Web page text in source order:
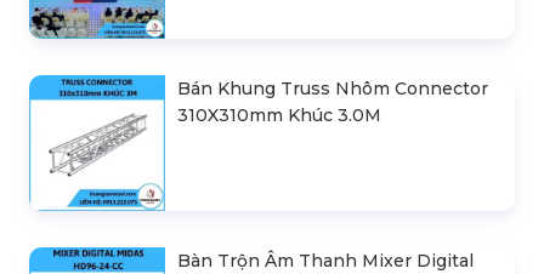
Bán Khung Truss Nhôm Connector
310X310mm Khúc 3.0M
Bàn Trộn Âm Thanh Mixer Digital